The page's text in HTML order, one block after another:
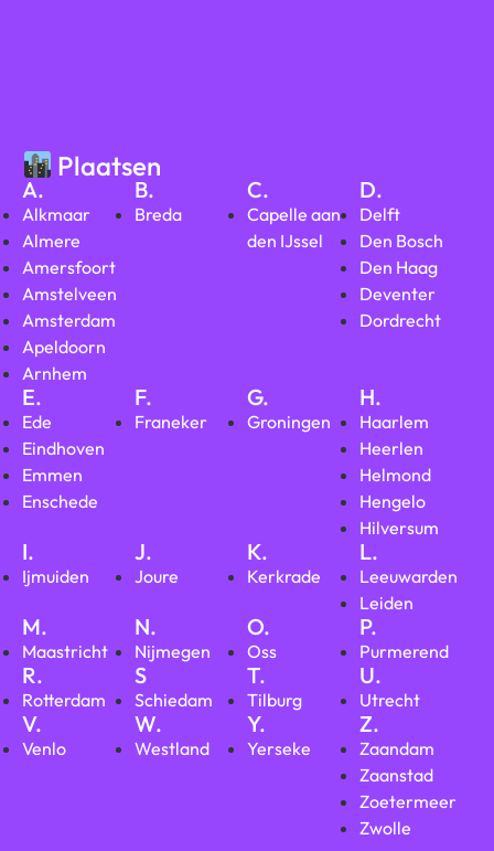
Plaatsen
A.
Alkmaar
Almere
Amersfoort
Amstelveen
Amsterdam
Apeldoorn
Arnhem
B.
Breda
C.
Capelle aan
den IJssel
D.
Delft
Den Bosch
Den Haag
Deventer
Dordrecht
E.
Ede
Eindhoven
Emmen
Enschede
F.
Franeker
G.
Groningen
H.
Haarlem
Heerlen
Helmond
Hengelo
Hilversum
I.
Ijmuiden
J.
Joure
K.
Kerkrade
L.
Leeuwarden
Leiden
M.
Maastricht
N.
Nijmegen
O.
Oss
P.
Purmerend
R.
Rotterdam
S
Schiedam
T.
Tilburg
U.
Utrecht
V.
Venlo
W.
Westland
Y.
Yerseke
Z.
Zaandam
Zaanstad
Zoetermeer
Zwolle